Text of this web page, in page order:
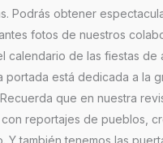
Podrás obtener
fotos de nuestros
calendario de las fiestas de
portada está dedicada a la
que en nuestra
reportajes de pueblos,
Y también tenemos las